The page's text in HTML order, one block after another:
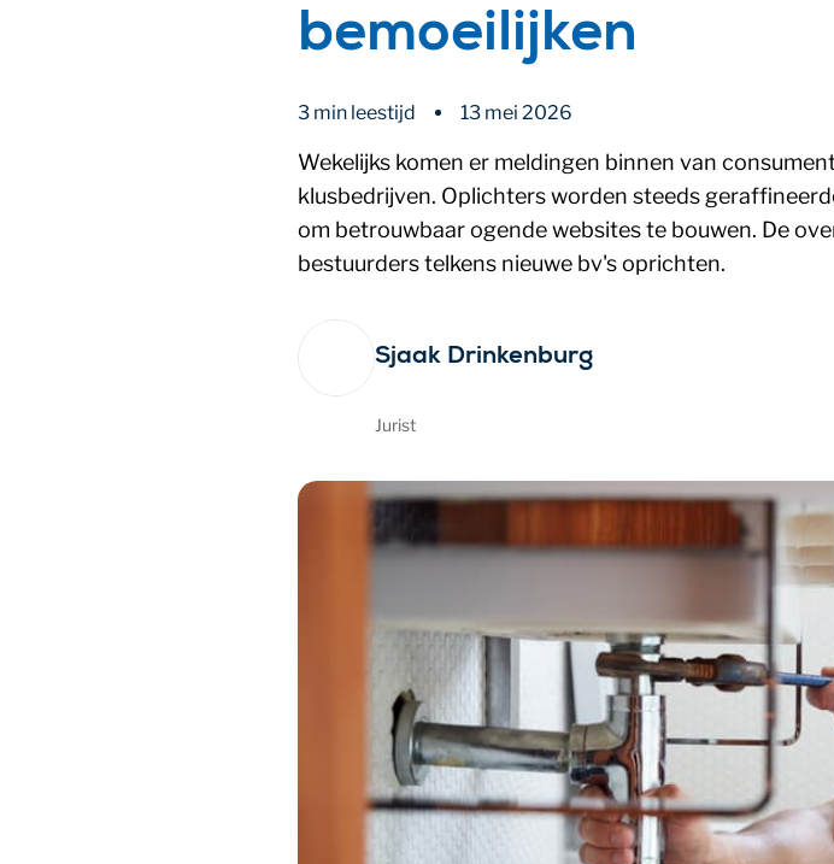
bemoeilijken
3 min leestijd 13 mei 2026
Wekelijks komen er meldingen binnen van
klusbedrijven. Oplichters worden steeds
om betrouwbaar ogende websites te bouwen. De
bestuurders telkens nieuwe bv's oprichten.
Sjaak Drinkenburg
Jurist